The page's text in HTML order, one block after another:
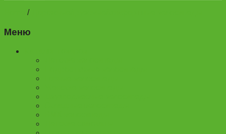
/
Меню